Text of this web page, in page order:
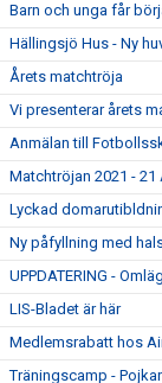
Barn och unga får
Hällingsjö Hus - Ny
Årets matchtröja
Vi presenterar årets
Anmälan till
Matchtröjan 2021 - 21
Lyckad
Ny påfyllning med
UPPDATERING -
LIS-Bladet är här
Medlemsrabatt hos
Träningscamp -